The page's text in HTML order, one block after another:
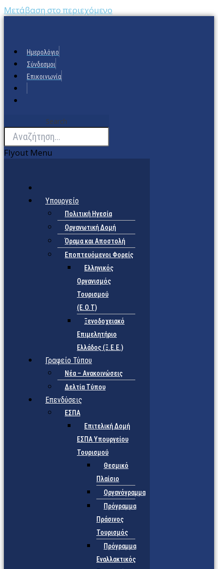
Μετάβαση στο περιεχόμενο
Ημερολόγιο
Σύνδεσμοι
Επικοινωνία
Search
Flyout Menu
Υπουργείο
Πολιτική Ηγεσία
Οργανωτική Δομή
Όραμα και Αποστολή
Εποπτευόμενοι Φορείς
Eλληνικός
Οργανισμός
Τουρισμού
(Ε.Ο.Τ)
Ξενοδοχειακό
Επιμελητήριο
Ελλάδος (Ξ.Ε.Ε.)
Γραφείο Τύπου
Νέα – Ανακοινώσεις
Δελτία Τύπου
Επενδύσεις
ΕΣΠΑ
Επιτελική Δομή
ΕΣΠΑ Υπουργείου
Τουρισμού
Θεσμικό
Πλαίσιο
Οργανόγραμμα
Πρόγραμμα
Πράσινος
Τουρισμός
Πρόγραμμα
Εναλλακτικός